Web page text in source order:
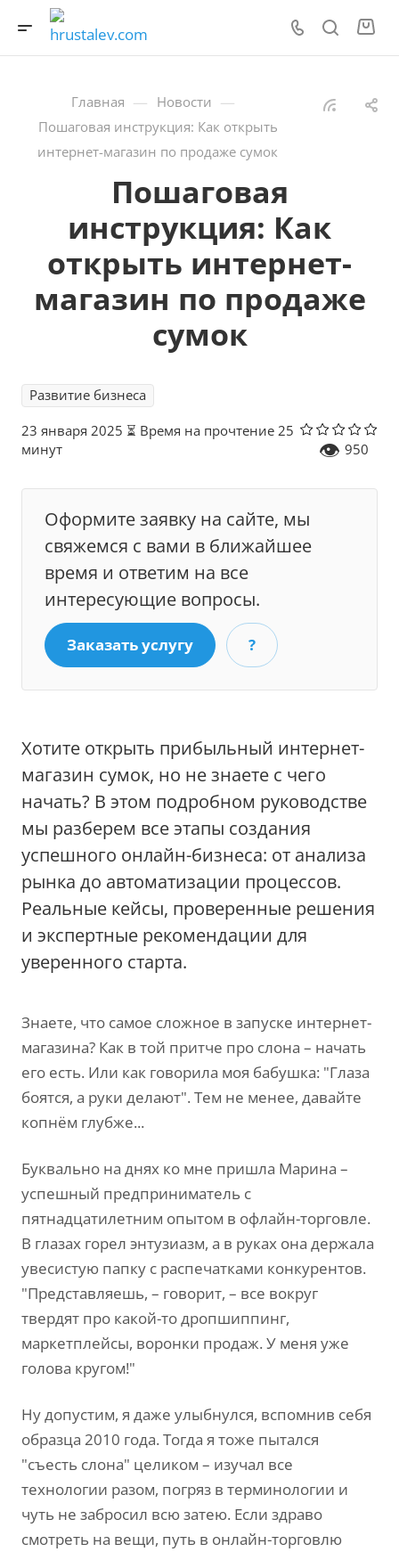
Главная — Новости —
Пошаговая инструкция: Как открыть
интернет-магазин по продаже сумок
Пошаговая
инструкция: Как
открыть интернет-
магазин по продаже
сумок
Развитие бизнеса
23 января 2025 ⏳ Время на прочтение 25
минут
👁 950
Оформите заявку на сайте, мы
свяжемся с вами в ближайшее
время и ответим на все
интересующие вопросы.
Заказать услугу ?
Хотите открыть прибыльный интернет-
магазин сумок, но не знаете с чего
начать? В этом подробном руководстве
мы разберем все этапы создания
успешного онлайн-бизнеса: от анализа
рынка до автоматизации процессов.
Реальные кейсы, проверенные решения
и экспертные рекомендации для
уверенного старта.
Знаете, что самое сложное в запуске интернет-
магазина? Как в той притче про слона – начать
его есть. Или как говорила моя бабушка: "Глаза
боятся, а руки делают". Тем не менее, давайте
копнём глубже...
Буквально на днях ко мне пришла Марина –
успешный предприниматель с
пятнадцатилетним опытом в офлайн-торговле.
В глазах горел энтузиазм, а в руках она держала
увесистую папку с распечатками конкурентов.
"Представляешь, – говорит, – все вокруг
твердят про какой-то дропшиппинг,
маркетплейсы, воронки продаж. У меня уже
голова кругом!"
Ну допустим, я даже улыбнулся, вспомнив себя
образца 2010 года. Тогда я тоже пытался
"съесть слона" целиком – изучал все
технологии разом, погряз в терминологии и
чуть не забросил всю затею. Если здраво
смотреть на вещи, путь в онлайн-торговлю